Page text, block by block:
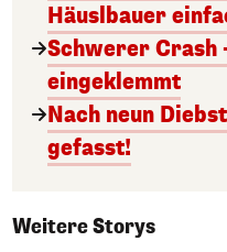
Häuslbauer
Schwerer Crash
eingeklemmt
Nach neun
gefasst!
Weitere Storys